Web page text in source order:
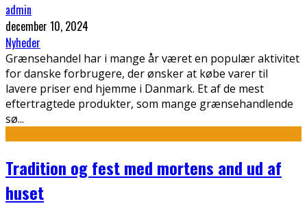
admin
december 10, 2024
Nyheder
Grænsehandel har i mange år været en populær aktivitet
for danske forbrugere, der ønsker at købe varer til
lavere priser end hjemme i Danmark. Et af de mest
eftertragtede produkter, som mange grænsehandlende
sø...
Tradition og fest med mortens and ud af
huset